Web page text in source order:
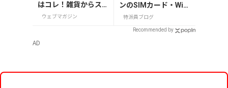
はコレ！雑貨からス
ーパーでも買えるグ
ウェブマガジン
ンのSIMカード・Wi-F
iなどインターネット
特派員ブログ
Recommended by
AD